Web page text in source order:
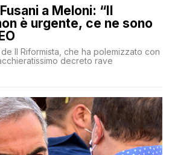
a Meloni: “Il
è urgente, ce ne sono
Il Riformista, che ha polemizzato con
decreto rave